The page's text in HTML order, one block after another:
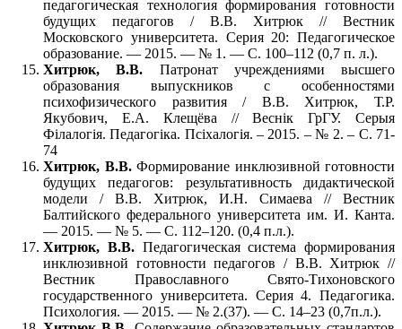
педагогическая технология формирования готовности
будущих педагогов / В.В. Хитрюк // Вестник
Московского университета. Серия 20: Педагогическое
образование. — 2015. — № 1. — С. 100–112 (0,7 п. л.).
Хитрюк, В.В. Патронат учреждениями высшего
образования выпускников с особенностями
психофизического развития / В.В. Хитрюк, Т.Р.
Якубович, Е.А. Клещёва // Веснiк ГрГУ. Серыя
Фiлалогiя. Педагогiка. Псiхалогiя. – 2015. – № 2. – С. 71-
74
Хитрюк, В.В. Формирование инклюзивной готовности
будущих педагогов: результативность дидактической
модели / В.В. Хитрюк, И.Н. Симаева // Вестник
Балтийского федерального университета им. И. Канта.
— 2015. — № 5. — С. 112–120. (0,4 п.л.).
Хитрюк, В.В. Педагогическая система формирования
инклюзивной готовности педагогов / В.В. Хитрюк //
Вестник Православного Свято-Тихоновского
государственного университета. Серия 4. Педагогика.
Психология. — 2015. — № 2.(37). — С. 14–23 (0,7п.л.).